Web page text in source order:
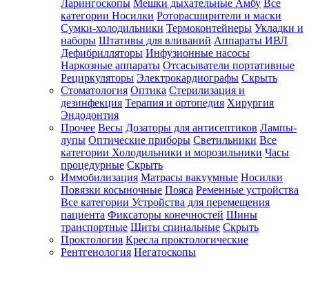
Ларингоскопы Мешки дыхательные Амбу Все
категории Носилки Роторасширители и маски
Сумки-холодильники Термоконтейнеры Укладки и
наборы Штативы для вливаний Аппараты ИВЛ
Дефибрилляторы Инфузионные насосы
Наркозные аппараты Отсасыватели портативные
Рециркуляторы Электрокардиографы Скрыть
Стоматология Оптика Стерилизация и
дезинфекция Терапия и ортопедия Хирургия
Эндодонтия
Прочее Весы Дозаторы для антисептиков Лампы-
лупы Оптические приборы Светильники Все
категории Холодильники и морозильники Часы
процедурные Скрыть
Иммобилизация Матрасы вакуумные Носилки
Повязки косыночные Пояса Ременные устройства
Все категории Устройства для перемещения
пациента Фиксаторы конечностей Шины
транспортные Щиты спинальные Скрыть
Проктология Кресла проктологические
Рентгенология Негатоскопы